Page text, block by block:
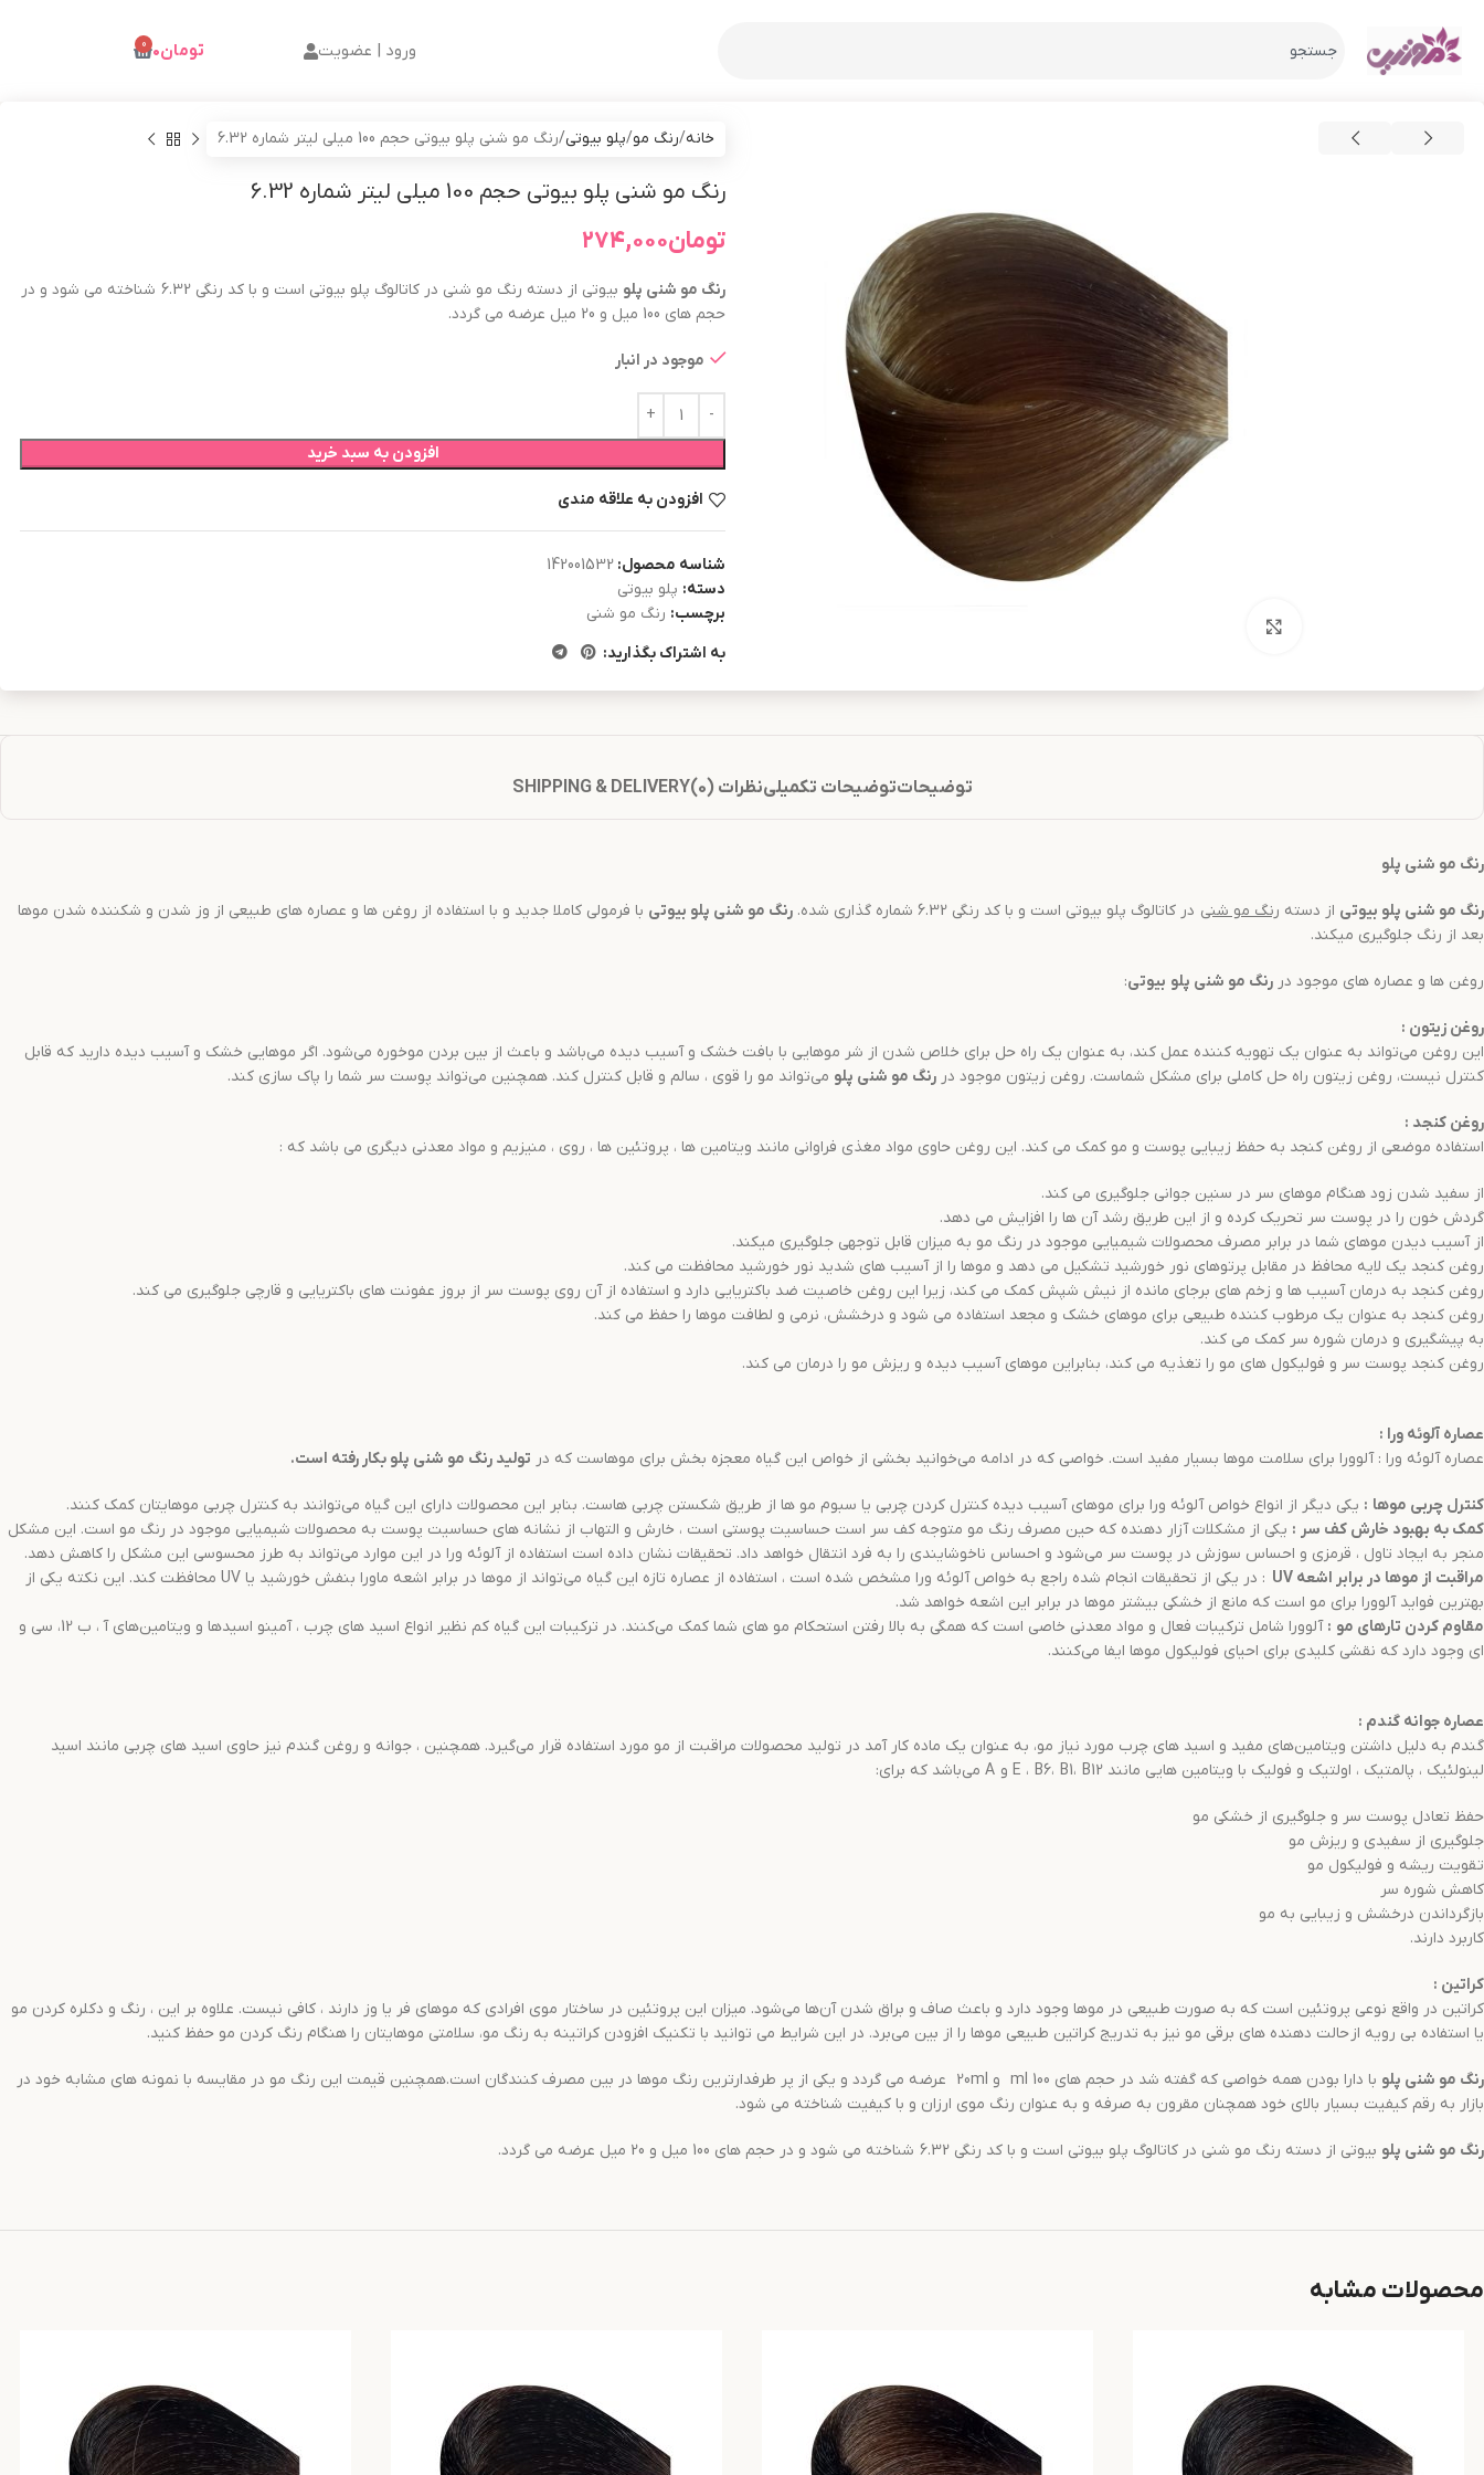
ورود | عضویت تومان۰ 0
خانه رنگ مو پلو بیوتی رنگ مو شنی پلو بیوتی حجم 100 میلی لیتر شماره 6.32
رنگ مو شنی پلو بیوتی حجم 100 میلی لیتر شماره 6.32
تومان۲۷۴,۰۰۰
رنگ مو شنی پلو
بیوتی از دسته رنگ مو شنی در کاتالوگ پلو بیوتی است و با کد رنگی 6.32 شناخته می شود و در
حجم های 100 میل و 20 میل عرضه می گردد.
موجود در انبار
افزودن به سبد خرید
افزودن به علاقه مندی
شناسه محصول: 142001532
دسته: پلو بیوتی
برچسب: رنگ مو شنی
به اشتراک بگذارید:
توضیحاتتوضیحات تکمیلینظرات (0) SHIPPING & DELIVERY
رنگ مو شنی پلو
رنگ مو شنی پلو بیوتی از دسته رنگ موشنی در کاتالوگ پلو بیوتی است و با کد رنگی 6.32 شماره گذاری شده. رنگ مو شنی پلو بیوتی با فرمولی کاملا جدید و با استفاده از روغن ها و عصاره های طبیعی از وز شدن و شکننده شدن موها
بعد از رنگ جلوگیری میکند.
روغن ها و عصاره های موجود در رنگ مو شنی پلو بیوتی:
روغن زیتون :
این روغن می‌تواند به عنوان یک تهویه کننده عمل کند، به عنوان یک راه حل برای خلاص شدن از شر موهایی با بافت خشک و آسیب دیده می‌باشد و باعث از بین بردن موخوره می‌شود. اگر موهایی خشک و آسیب دیده دارید که قابل
کنترل نیست، روغن زیتون راه حل کاملی برای مشکل شماست. روغن زیتون موجود در رنگ مو شنی پلو می‌تواند مو را قوی ، سالم و قابل کنترل کند. همچنین می‌تواند پوست سر شما را پاک سازی کند.
روغن کنجد :
استفاده موضعی از روغن کنجد به حفظ زیبایی پوست و مو کمک می کند. این روغن حاوی مواد مغذی فراوانی مانند ویتامین ها ، پروتئین ها ، روی ، منیزیم و مواد معدنی دیگری می باشد که :
از سفید شدن زود هنگام موهای سر در سنین جوانی جلوگیری می کند.
گردش خون را در پوست سر تحریک کرده و از این طریق رشد آن ها را افزایش می دهد.
از آسیب دیدن موهای شما در برابر مصرف محصولات شیمیایی موجود در رنگ مو به میزان قابل توجهی جلوگیری میکند.
روغن کنجد یک لایه محافظ در مقابل پرتوهای نور خورشید تشکیل می دهد و موها را از آسیب های شدید نور خورشید محافظت می کند.
روغن کنجد به درمان آسیب ها و زخم های برجای مانده از نیش شپش کمک می کند، زیرا این روغن خاصیت ضد باکتریایی دارد و استفاده از آن روی پوست سر از بروز عفونت های باکتریایی و قارچی جلوگیری می کند.
روغن کنجد به عنوان یک مرطوب کننده طبیعی برای موهای خشک و مجعد استفاده می شود و درخشش، نرمی و لطافت موها را حفظ می کند.
به پیشگیری و درمان شوره سر کمک می کند.
روغن کنجد پوست سر و فولیکول های مو را تغذیه می کند، بنابراین موهای آسیب دیده و ریزش مو را درمان می کند.
عصاره آلوئه ورا :
عصاره آلوئه ورا : آلوورا برای سلامت موها بسیار مفید است. خواصی که در ادامه می‌خوانید بخشی از خواص این گیاه معجزه بخش برای موهاست که در تولید رنگ مو شنی پلو بکار رفته است.
کنترل چربی موها : یکی دیگر از انواع خواص آلوئه ورا برای موهای آسیب دیده کنترل کردن چربی یا سبوم مو ها از طریق شکستن چربی هاست. بنابر این محصولات دارای این گیاه می‌توانند به کنترل چربی موهایتان کمک کنند.
کمک به بهبود خارش کف سر : یکی از مشکلات آزار دهنده که حین مصرف رنگ مو متوجه کف سر است حساسیت پوستی است ، خارش و التهاب از نشانه های حساسیت پوست به محصولات شیمیایی موجود در رنگ مو است. این مشکل
منجر به ایجاد تاول ، قرمزی و احساس سوزش در پوست سر می‌شود و احساس ناخوشایندی را به فرد انتقال خواهد داد. تحقیقات نشان داده است استفاده از آلوئه ورا در این موارد می‌تواند به طرز محسوسی این مشکل را کاهش دهد.
مراقبت از موها در برابر اشعه UV
: در یکی از تحقیقات انجام شده راجع به خواص آلوئه ورا مشخص شده است ، استفاده از عصاره تازه این گیاه می‌تواند از موها در برابر اشعه ماورا بنفش خورشید یا UV محافظت کند. این نکته یکی از
بهترین فواید آلوورا برای مو است که مانع از خشکی بیشتر موها در برابر این اشعه خواهد شد.
مقاوم کردن تارهای مو :
آلوورا شامل ترکیبات فعال و مواد معدنی خاصی است که همگی به بالا رفتن استحکام مو های شما کمک می‌کنند. در ترکیبات این گیاه کم نظیر انواع اسید های چرب ، آمینو اسیدها و ویتامین‌های آ ، ب 12، سی و
ای وجود دارد که نقشی کلیدی برای احیای فولیکول موها ایفا می‌کنند.
عصاره جوانه گندم :
گندم به دلیل داشتن ویتامین‌های مفید و اسید های چرب مورد نیاز مو، به عنوان یک ماده کار آمد در تولید محصولات مراقبت از مو مورد استفاده قرار می‌گیرد. همچنین ، جوانه و روغن گندم نیز حاوی اسید های چربی مانند اسید
لینولئیک ، پالمتیک ، اولتیک و فولیک با ویتامین هایی مانند E ، B6، B1، B12 و A می‌باشد که برای:
حفظ تعادل پوست سر و جلوگیری از خشکی مو
جلوگیری از سفیدی و ریزش مو
تقویت ریشه و فولیکول مو
کاهش شوره سر
بازگرداندن درخشش و زیبایی به مو
کاربرد دارند.
کراتین :
کراتین در واقع نوعی پروتئین است که به صورت طبیعی در موها وجود دارد و باعث صاف و براق شدن آن‌ها می‌شود. میزان این پروتئین در ساختار موی افرادی که موهای فر یا وز دارند ، کافی نیست. علاوه بر این ، رنگ و دکلره کردن مو
یا استفاده بی رویه از حالت دهنده های برقی مو نیز به تدریج کراتین طبیعی موها را از بین می‌برد. در این شرایط می توانید با تکنیک افزودن کراتینه به رنگ مو، سلامتی موهایتان را هنگام رنگ کردن مو حفظ کنید.
رنگ مو شنی پلو
با دارا بودن همه خواصی که گفته شد در حجم های 100 ml و 20ml عرضه می گردد و یکی از پر طرفدارترین رنگ موها در بین مصرف کنندگان است.همچنین قیمت این رنگ مو در مقایسه با نمونه های مشابه خود در
بازار به رقم کیفیت بسیار بالای خود همچنان مقرون به صرفه و به عنوان رنگ موی ارزان و با کیفیت شناخته می شود.
رنگ مو شنی پلو بیوتی از دسته رنگ مو شنی در کاتالوگ پلو بیوتی است و با کد رنگی 6.32 شناخته می شود و در حجم های 100 میل و 20 میل عرضه می گردد.
محصولات مشابه